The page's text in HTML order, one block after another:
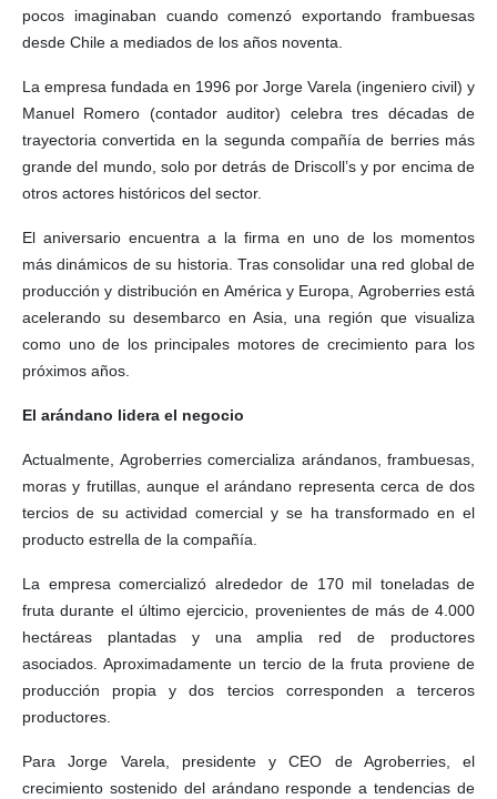
pocos imaginaban cuando comenzó exportando frambuesas
desde Chile a mediados de los años noventa.
La empresa fundada en 1996 por Jorge Varela (ingeniero civil) y
Manuel Romero (contador auditor) celebra tres décadas de
trayectoria convertida en la segunda compañía de berries más
grande del mundo, solo por detrás de Driscoll’s y por encima de
otros actores históricos del sector.
El aniversario encuentra a la firma en uno de los momentos
más dinámicos de su historia. Tras consolidar una red global de
producción y distribución en América y Europa, Agroberries está
acelerando su desembarco en Asia, una región que visualiza
como uno de los principales motores de crecimiento para los
próximos años.
El arándano lidera el negocio
Actualmente, Agroberries comercializa arándanos, frambuesas,
moras y frutillas, aunque el arándano representa cerca de dos
tercios de su actividad comercial y se ha transformado en el
producto estrella de la compañía.
La empresa comercializó alrededor de 170 mil toneladas de
fruta durante el último ejercicio, provenientes de más de 4.000
hectáreas plantadas y una amplia red de productores
asociados. Aproximadamente un tercio de la fruta proviene de
producción propia y dos tercios corresponden a terceros
productores.
Para Jorge Varela, presidente y CEO de Agroberries, el
crecimiento sostenido del arándano responde a tendencias de